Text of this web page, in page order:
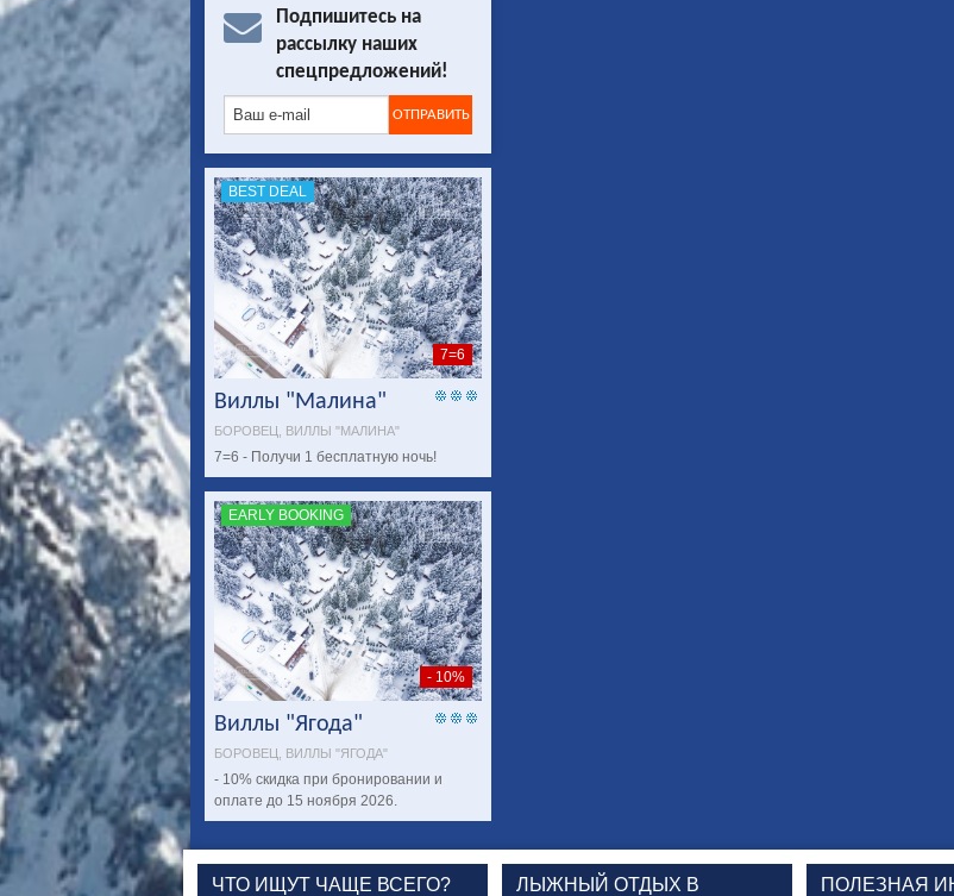
Подпишитесь на
рассылку наших
спецпредложений!
BEST DEAL
7=6
Виллы "Малина"
БОРОВЕЦ, ВИЛЛЫ "МАЛИНА"
7=6 - Получи 1 бесплатную ночь!
EARLY BOOKING
- 10%
Виллы "Ягода"
БОРОВЕЦ, ВИЛЛЫ "ЯГОДА"
- 10% скидка при бронировании и
оплате до 15 ноября 2026.
ЧТО ИЩУТ ЧАЩЕ ВСЕГО?
ЛЫЖНЫЙ ОТДЫХ В
ПОЛЕЗНАЯ